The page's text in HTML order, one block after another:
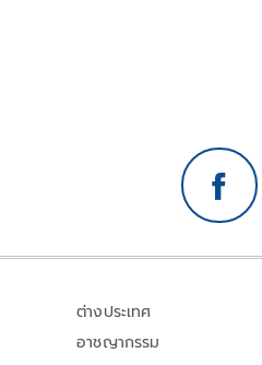
ต่างประเทศ
อาชญากรรม